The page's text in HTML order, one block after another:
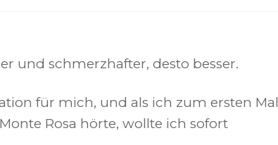
und schmerzhafter, desto besser.
für mich, und als ich zum ersten Mal
Rosa hörte, wollte ich sofort